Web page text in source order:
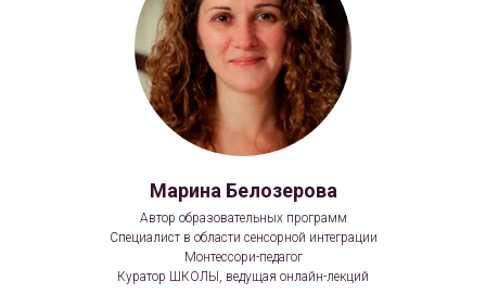
Марина Белозерова
Автор образовательных программ
Специалист в области сенсорной интеграции
Монтессори-педагог
Куратор ШКОЛЫ, ведущая онлайн-лекций